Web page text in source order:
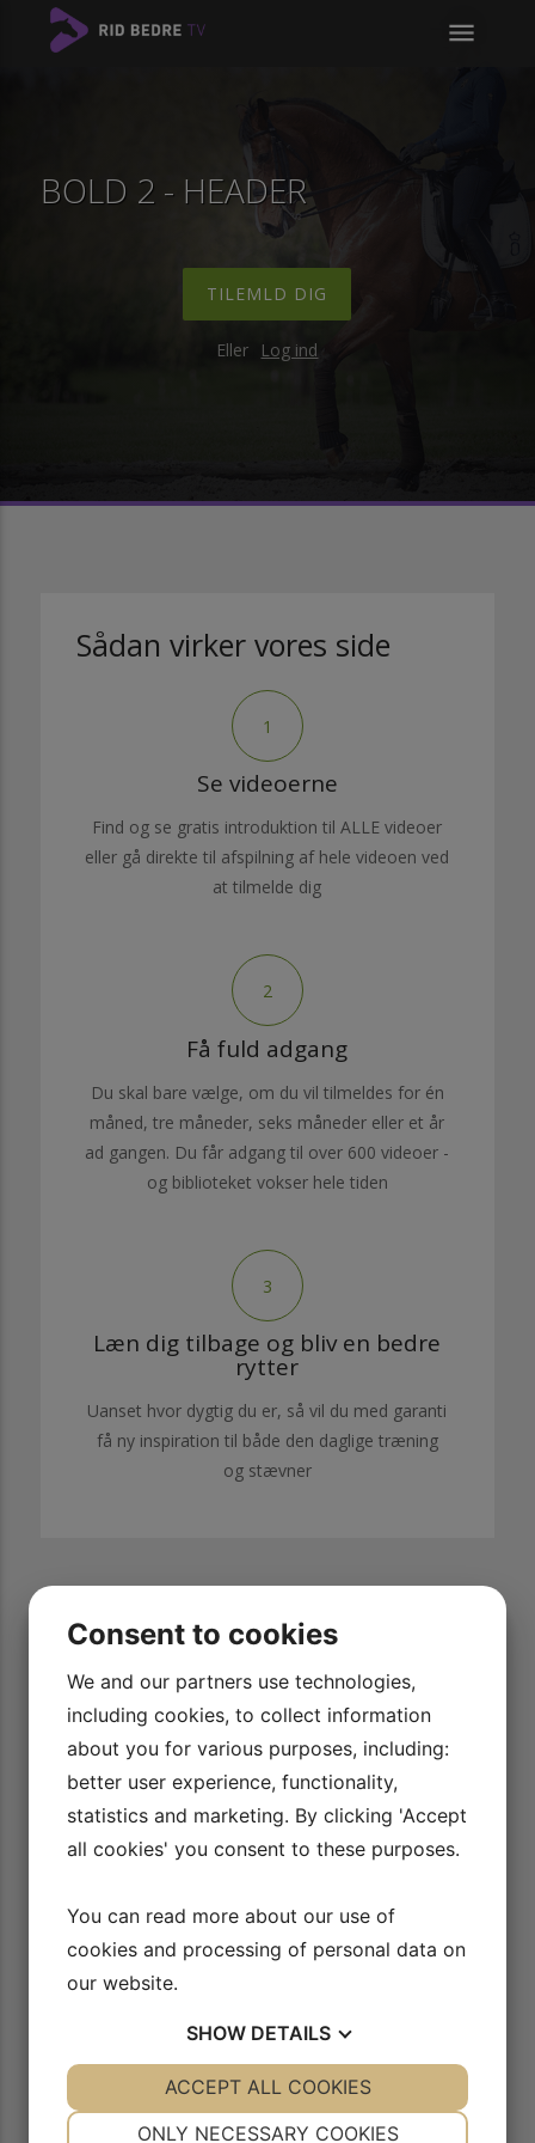
menu
BOLD 2 - HEADER
TILEMLD DIG
Eller Log ind
Sådan virker vores side
1
Se videoerne
Find og se gratis introduktion til ALLE videoer
eller gå direkte til afspilning af hele videoen ved
at tilmelde dig
2
Få fuld adgang
Du skal bare vælge, om du vil tilmeldes for én
måned, tre måneder, seks måneder eller et år
ad gangen. Du får adgang til over 600 videoer -
og biblioteket vokser hele tiden
3
Læn dig tilbage og bliv en bedre
rytter
Uanset hvor dygtig du er, så vil du med garanti
få ny inspiration til både den daglige træning
og stævner
Jeg har stor gavn af at se øvelserne og gennemridning af
programmerne. Det har gjort det nemmere for mig at lære
dem og huske dem, samt se placeringerne af øvelser og
Anja Ekelund
Consent to cookies
We and our partners use technologies,
including cookies, to collect information
about you for various purposes, including:
better user experience, functionality,
statistics and marketing. By clicking 'Accept
all cookies' you consent to these purposes.
You can read more about our use of
cookies and processing of personal data on
our website.
SHOW DETAILS
YES NO YES NO
YES NO YES NO
ONLY NECESSARY COOKIES
ACCEPT ALL COOKIES